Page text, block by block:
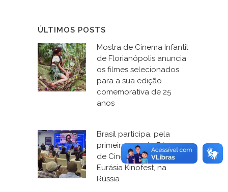
ÚLTIMOS POSTS
Mostra de Cinema Infantil
de Florianópolis anuncia
os filmes selecionados
para a sua edição
comemorativa de 25
anos
Brasil participa, pela
primeira vez, do Fórum
de Cinema e Educação, o
Eurásia Kinofest, na
Rússia